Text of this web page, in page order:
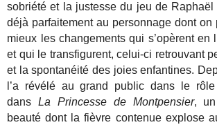
sobriété et la justesse du jeu de Raphaël
déjà parfaitement au personnage dont on
mieux les changements qui s’opèrent en
et qui le transfigurent, celui-ci retrouvant
et la spontanéité des joies enfantines.
l’a révélé au grand public dans le
dans La Princesse de Montpensier, un
beauté dont la fièvre contenue explose